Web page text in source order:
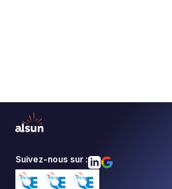
Suivez-nous sur :